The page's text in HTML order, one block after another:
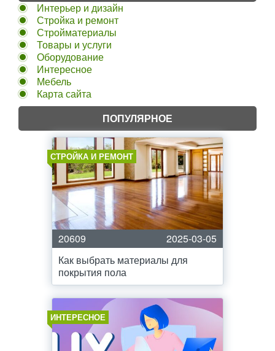
Интерьер и дизайн
Стройка и ремонт
Стройматериалы
Товары и услуги
Оборудование
Интересное
Мебель
Карта сайта
ПОПУЛЯРНОЕ
СТРОЙКА И РЕМОНТ
20609
2025-03-05
Как выбрать материалы для
покрытия пола
ИНТЕРЕСНОЕ